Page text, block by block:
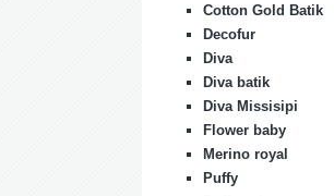
Cotton Gold Batik
Decofur
Diva
Diva batik
Diva Missisipi
Flower baby
Merino royal
Puffy